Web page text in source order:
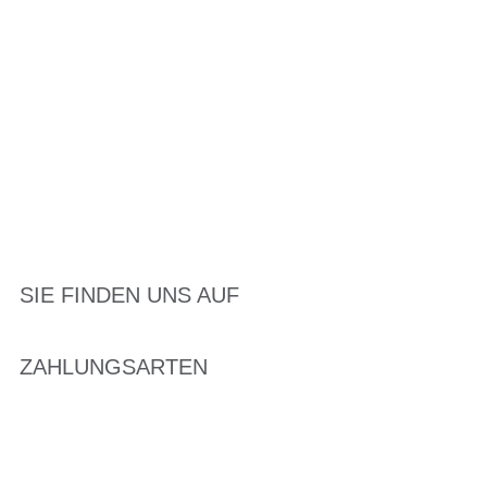
SIE FINDEN UNS AUF
ZAHLUNGSARTEN